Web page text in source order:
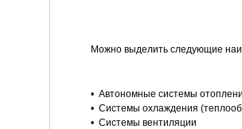
Можно выделить следующие
• Автономные системы
• Системы охлаждения
• Системы вентиляции